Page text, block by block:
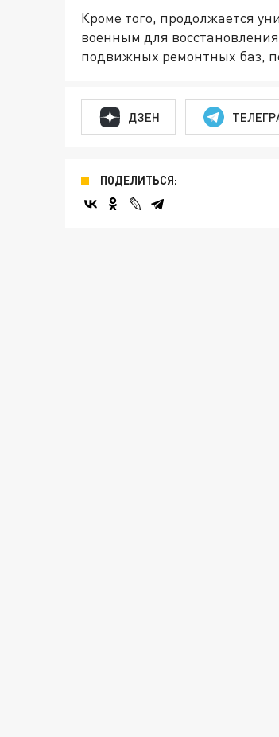
Кроме того, продолжается
военным для
подвижных ремонтных баз,
ДЗЕН
ПОДЕЛИТЬСЯ: